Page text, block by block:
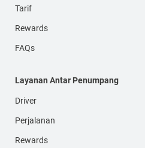
Tarif
Rewards
FAQs
Layanan Antar Penumpang
Driver
Perjalanan
Rewards